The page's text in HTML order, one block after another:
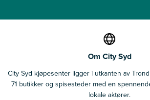
Om City Syd
City Syd kjøpesenter ligger i utkanten av
71 butikker og spisesteder med en
lokale aktører.